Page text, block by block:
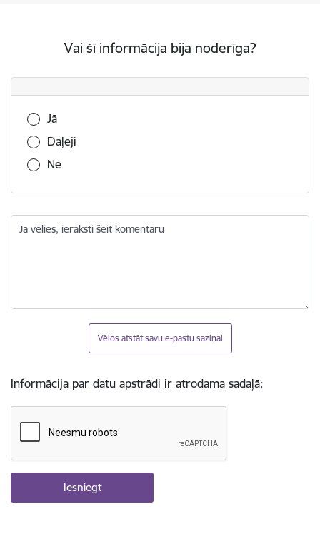
Vai šī informācija bija noderīga?
Vai šī informācija bija noderīga?
Jā
Daļēji
Nē
Ja vēlies, ieraksti šeit komentāru
Vēlos atstāt savu e-pastu saziņai
Informācija par datu apstrādi ir atrodama sadaļā: